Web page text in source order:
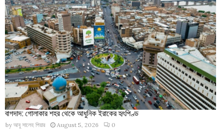
বাগদাদ: গোলাকার শহর থেকে আধুনিক ইরাকের হৃৎপিণ্ড
by আবু সালেহ পিয়ার August 5, 2026 0